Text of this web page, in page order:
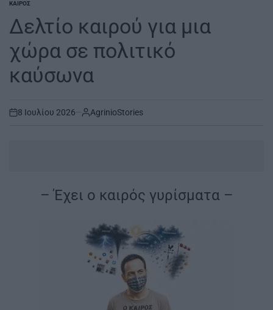
POSTED
ΚΑΙΡΌΣ
Δελτίο καιρού για μια
χώρα σε πολιτικό
καύσωνα
on
8 Ιουλίου 2026 AgrinioStories
– Έχει ο καιρός γυρίσματα –